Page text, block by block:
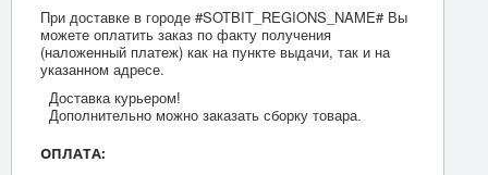
При доставке в городе #SOTBIT_REGIONS_NAME# Вы
можете оплатить заказ по факту получения
(наложенный платеж) как на пункте выдачи, так и на
указанном адресе.
Доставка курьером!
Дополнительно можно заказать сборку товара.
ОПЛАТА: